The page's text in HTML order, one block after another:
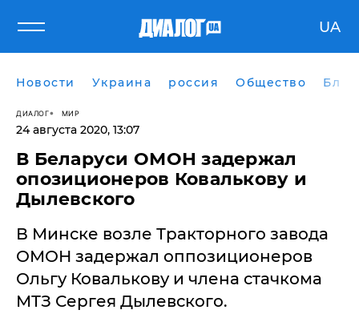
UA
Новости Украина россия Общество
ДИАЛОГ МИР
24 августа 2020, 13:07
В Беларуси ОМОН задержал
опозиционеров Ковалькову и
Дылевского
В Минске возле Тракторного завода
ОМОН задержал оппозиционеров
Ольгу Ковалькову и члена стачкома
МТЗ Сергея Дылевского.